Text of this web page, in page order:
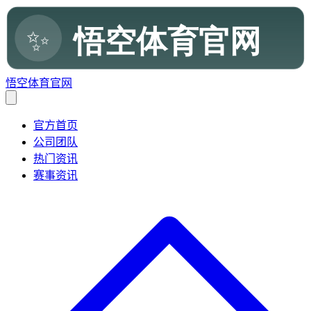
悟空体育官网
官方首页
公司团队
热门资讯
赛事资讯